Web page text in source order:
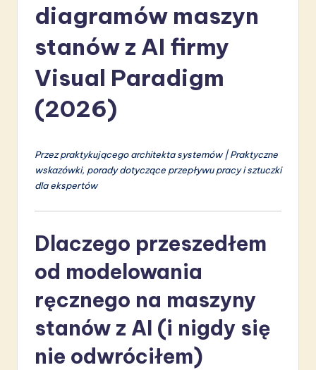
in
A
&
w
diagramów maszyn
stanów z AI firmy
Visual Paradigm
(2026)
Przez praktykującego architekta systemów | Praktyczne
wskazówki, porady dotyczące przepływu pracy i sztuczki
dla ekspertów
Dlaczego przeszedłem
od modelowania
ręcznego na maszyny
stanów z AI (i nigdy się
nie odwróciłem)